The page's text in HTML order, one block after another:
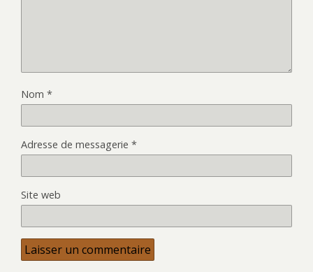
Nom *
Adresse de messagerie *
Site web